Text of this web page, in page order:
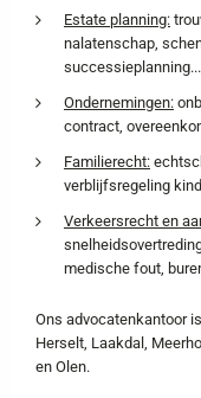
Estate planning:
nalatenschap,
successieplanning...
Ondernemingen:
contract,
Familierecht:
verblijfsregeling
Verkeersrecht en
medische fout,
Ons advocatenkantoor
Herselt, Laakdal,
en Olen.